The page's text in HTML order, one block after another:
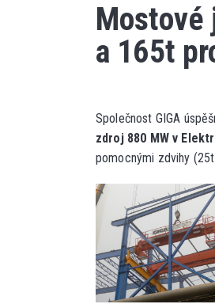
Mostové
a 165t
Společnost GIGA
zdroj 880 MW v
pomocnými zdvihy